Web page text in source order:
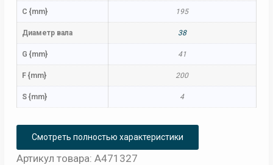
C {mm} 195
Диаметр вала 38
G {mm} 41
F {mm} 200
S {mm} 4
Смотреть полностью характеристики
Артикул товара: A471327